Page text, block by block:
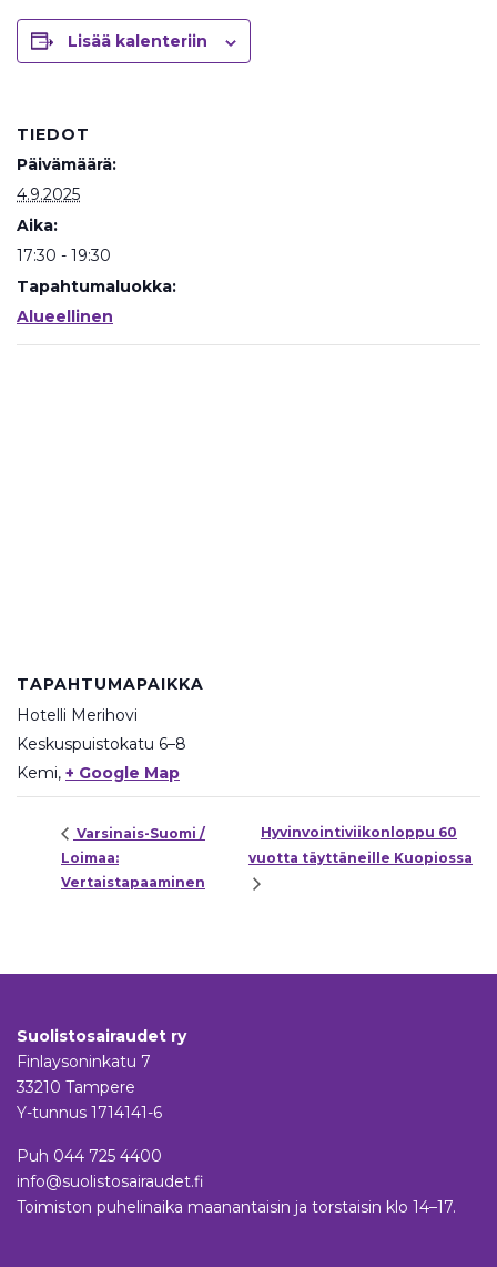
Lisää kalenteriin
TIEDOT
Päivämäärä:
4.9.2025
Aika:
17:30 - 19:30
Tapahtumaluokka:
Alueellinen
TAPAHTUMAPAIKKA
Hotelli Merihovi
Keskuspuistokatu 6–8
Kemi, + Google Map
Varsinais-Suomi /
Loimaa:
Vertaistapaaminen
Hyvinvointiviikonloppu 60
vuotta täyttäneille Kuopiossa
Suolistosairaudet ry
Finlaysoninkatu 7
33210 Tampere
Y-tunnus 1714141-6
Puh 044 725 4400
info@suolistosairaudet.fi
Toimiston puhelinaika maanantaisin ja torstaisin klo 14–17.